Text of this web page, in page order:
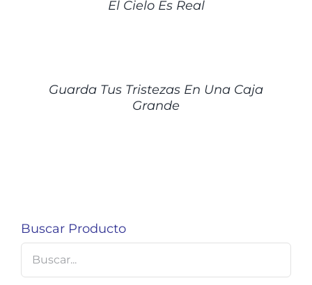
El Cielo Es Real
Guarda Tus Tristezas En Una Caja
Grande
Buscar Producto